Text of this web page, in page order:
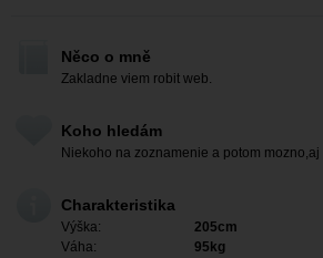
Něco o mně
Zakladne viem robit web.
Koho hledám
Niekoho na zoznamenie a potom
Charakteristika
Výška:
205cm
Váha:
95kg